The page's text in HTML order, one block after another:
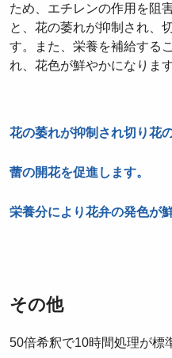
ため、エチレンの作用を阻
と、花の萎れが抑制され、
す。また、栄養を補給する
れ、花色が鮮やかになります
花の萎れが抑制され切り花
蕾の開花を促進します。
栄養分により花弁の発色が
その他
50倍希釈で10時間処理が標